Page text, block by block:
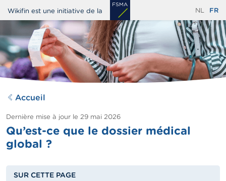
Aller
au
principal
Wikifin est une initiative de la NL FR
Accueil
Dernière mise à jour le 29 mai 2026
Qu’est-ce que le dossier médical
global ?
SUR CETTE PAGE